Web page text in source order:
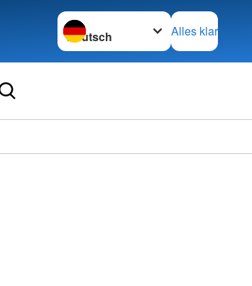
Sprache wechseln zu
Alles klar